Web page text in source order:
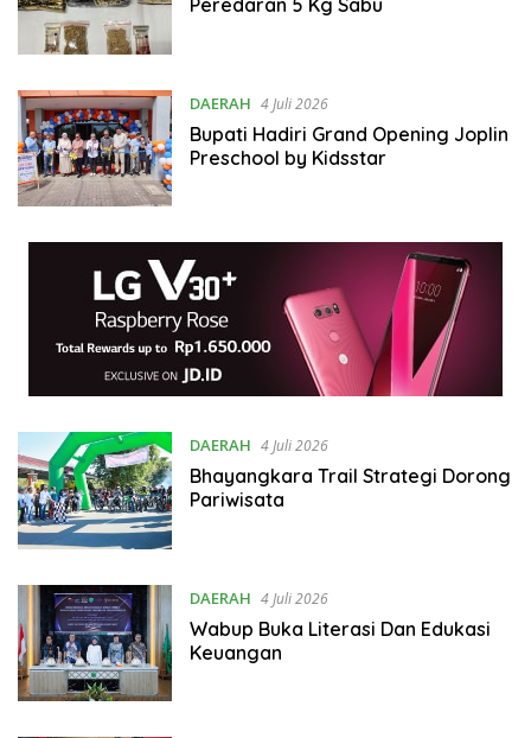
Peredaran 5 Kg Sabu
DAERAH 4 Juli 2026
Bupati Hadiri Grand Opening Joplin
Preschool by Kidsstar
DAERAH 4 Juli 2026
Bhayangkara Trail Strategi Dorong
Pariwisata
DAERAH 4 Juli 2026
Wabup Buka Literasi Dan Edukasi
Keuangan